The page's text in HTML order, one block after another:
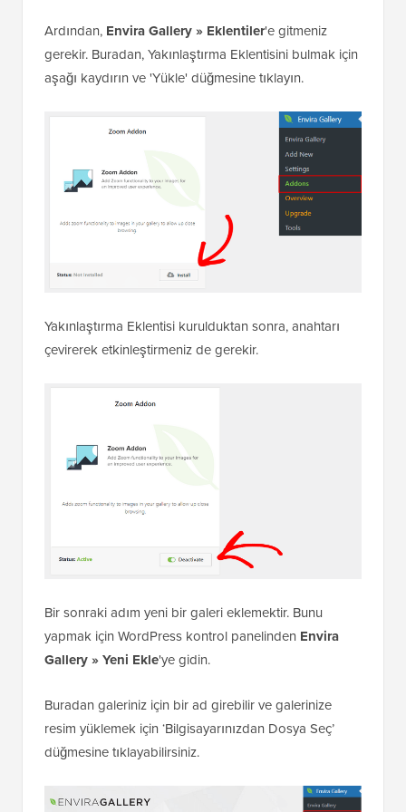
Ardından, Envira Gallery» Eklentiler'e gitmeniz
gerekir. Buradan, Yakınlaştırma Eklentisini bulmak için
aşağı kaydırın ve 'Yükle' düğmesine tıklayın.
Yakınlaştırma Eklentisi kurulduktan sonra, anahtarı
çevirerek etkinleştirmeniz de gerekir.
Bir sonraki adım yeni bir galeri eklemektir. Bunu
yapmak için WordPress kontrol panelinden Envira
Gallery » Yeni Ekle'ye gidin.
Buradan galeriniz için bir ad girebilir ve galerinize
resim yüklemek için ‘Bilgisayarınızdan Dosya Seç’
düğmesine tıklayabilirsiniz.